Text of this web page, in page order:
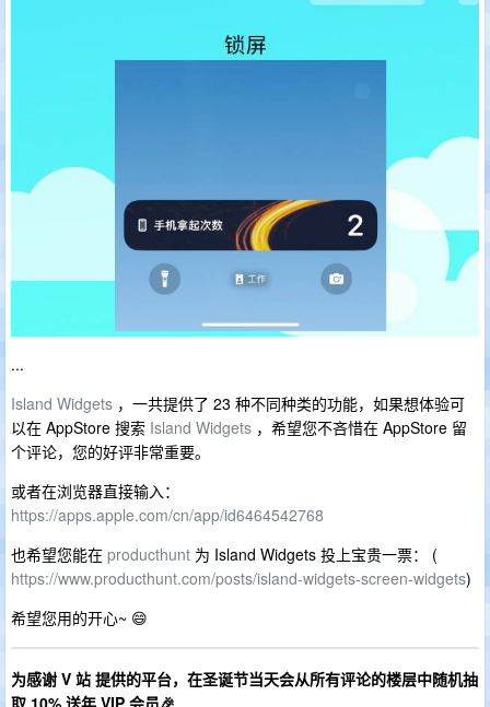
...
Island Widgets ，一共提供了 23 种不同种类的功能，如果想体验可
以在 AppStore 搜索 Island Widgets ，希望您不吝惜在 AppStore 留
个评论，您的好评非常重要。
或者在浏览器直接输入：
https://apps.apple.com/cn/app/id6464542768
也希望您能在 producthunt 为 Island Widgets 投上宝贵一票： (
https://www.producthunt.com/posts/island-widgets-screen-widgets)
希望您用的开心~ 😄
为感谢 V 站 提供的平台，在圣诞节当天会从所有评论的楼层中随机抽
取 10% 送年 VIP 会员🎉